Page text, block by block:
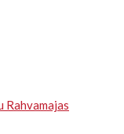
Rahvamajas